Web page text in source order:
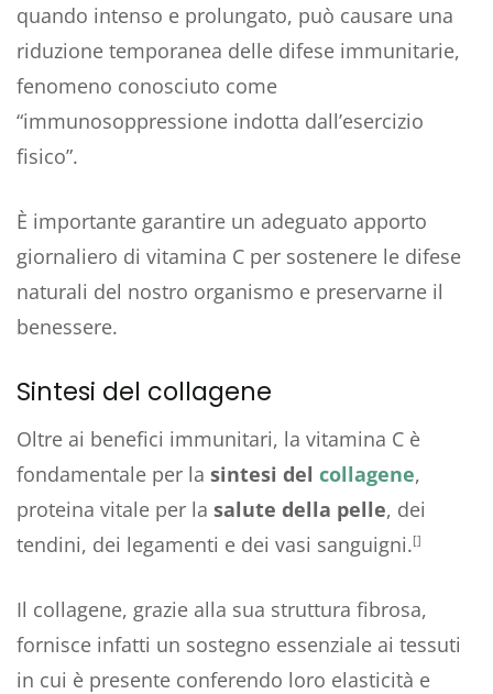
quando intenso e prolungato, può causare una
riduzione temporanea delle difese immunitarie,
fenomeno conosciuto come
“immunosoppressione indotta dall’esercizio
fisico”.
È importante garantire un adeguato apporto
giornaliero di vitamina C per sostenere le difese
naturali del nostro organismo e preservarne il
benessere.
Sintesi del collagene
Oltre ai benefici immunitari, la vitamina C è
fondamentale per la sintesi del collagene,
proteina vitale per la salute della pelle, dei
tendini, dei legamenti e dei vasi sanguigni.[]
Il collagene, grazie alla sua struttura fibrosa,
fornisce infatti un sostegno essenziale ai tessuti
in cui è presente conferendo loro elasticità e